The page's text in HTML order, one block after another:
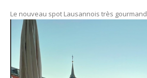
Le nouveau spot Lausannois très gourmand